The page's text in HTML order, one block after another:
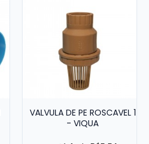
VALVULA DE PE ROSCAVEL 1
- VIQUA